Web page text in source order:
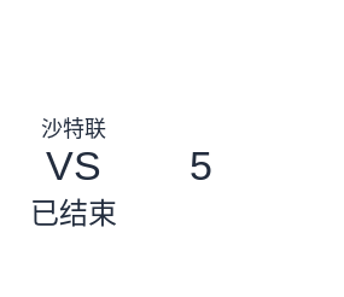
沙特联
VS 5
已结束